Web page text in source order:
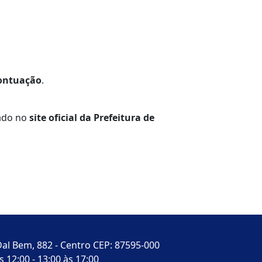
.
no site oficial da Prefeitura de
Bem, 882 - Centro CEP: 87595-000
12:00 - 13:00 às 17:00